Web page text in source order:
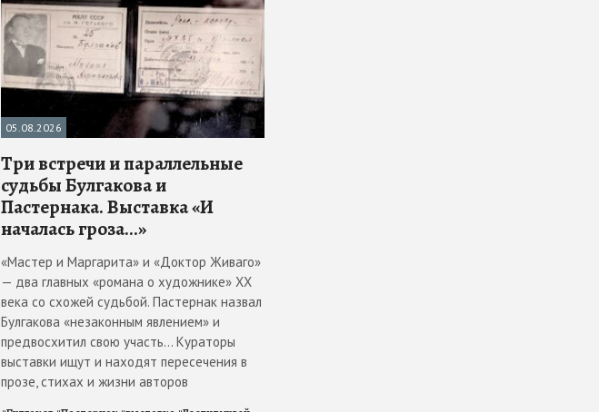
05.08.2026
Три встречи и параллельные
судьбы Булгакова и
Пастернака. Выставка «И
началась гроза...»
«Мастер и Маргарита» и «Доктор Живаго»
— два главных «романа о художнике» ХХ
века со схожей судьбой. Пастернак назвал
Булгакова «незаконным явлением» и
предвосхитил свою участь... Кураторы
выставки ищут и находят пересечения в
прозе, стихах и жизни авторов